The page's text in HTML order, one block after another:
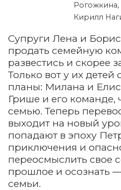
Кирилл
Супруги Лена и
продать семейную
развестись и скорее
Только вот у их детей
планы: Милана и
Грише и его команде,
семью. Теперь
выходит на новый
попадают в эпоху
приключения и
переосмыслить свое
прошлое и осознать
семьи.